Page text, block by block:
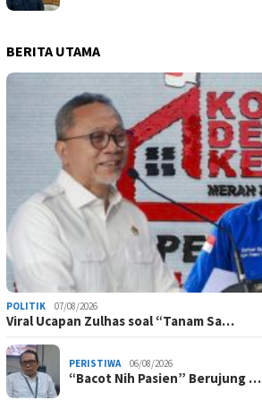
BERITA UTAMA
POLITIK 07/08/2026
Viral Ucapan Zulhas soal “Tanam Sa…
PERISTIWA 06/08/2026
“Bacot Nih Pasien” Berujung …